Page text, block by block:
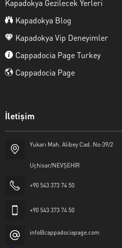
Kapadokya Gezilecek Yerleri
Kapadokya Blog
Kapadokya Vip Deneyimler
Cappadocia Page Turkey
Cappadocia Page
İletişim
Yukarı Mah. Alibey Cad. No:39/2
Uçhisar/NEVŞEHİR
+90 543 373 74 50
+90 543 373 74 50
info@cappadociapage.com